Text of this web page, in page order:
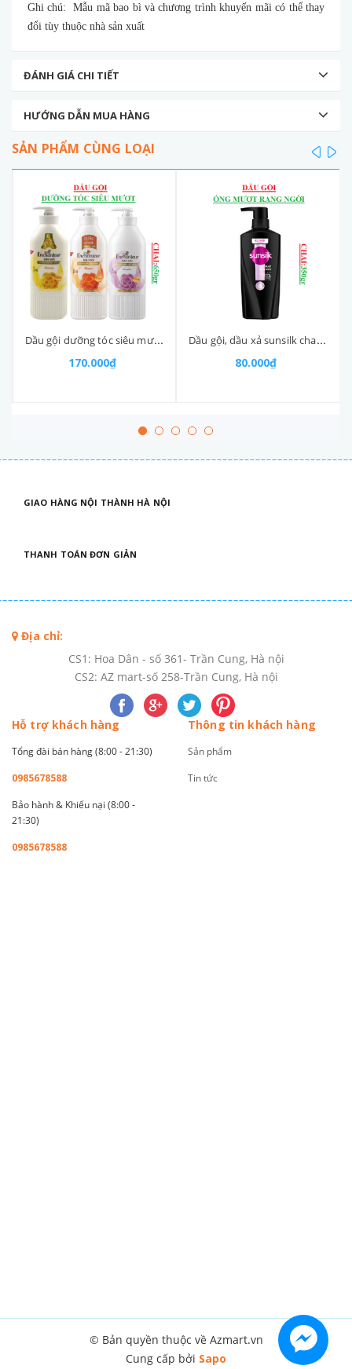
Ghi chú: Mẫu mã bao bì và chương trình khuyến mãi có thể thay
đổi tùy thuộc nhà sản xuất
ĐÁNH GIÁ CHI TIẾT
HƯỚNG DẪN MUA HÀNG
SẢN PHẨM CÙNG LOẠI
Dầu gội dưỡng tóc siêu mượt enchanteur chai 650gr
170.000₫
Dầu gội, dầu xả sunsilk chai (300-:-350)gr
80.000₫
prev
GIAO HÀNG NỘI THÀNH HÀ NỘI
THANH TOÁN ĐƠN GIẢN
Địa chỉ:
CS1: Hoa Dân - số 361- Trần Cung, Hà nội
CS2: AZ mart-số 258-Trần Cung, Hà nội
Hỗ trợ khách hàng
Tổng đài bán hàng (8:00 - 21:30)
0985678588
Bảo hành & Khiếu nại (8:00 -
21:30)
0985678588
Thông tin khách hàng
Sản phẩm
Tin tức
© Bản quyền thuộc về Azmart.vn
Cung cấp bởi Sapo